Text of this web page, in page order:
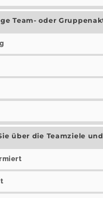
Team- oder
über die Teamziele